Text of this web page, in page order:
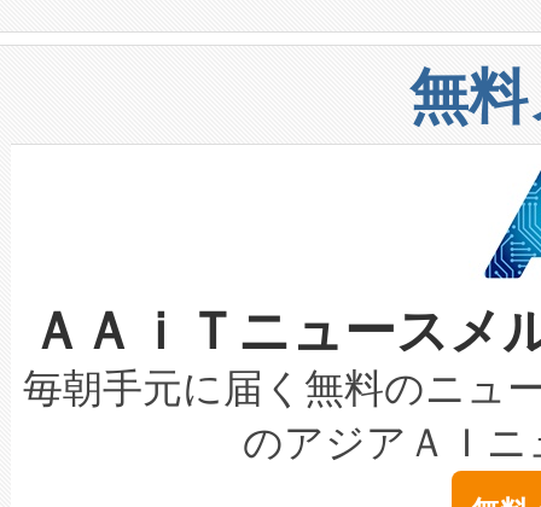
構造化トレーニングカリキュ
上げおよび商用化段階におけ
設備整備および立ち上げ調整
加組織は、Enzeneのバイオ
選定された製品について、自
取得できる可能性もあります
設には、3億～4億ドルかか
最高経営責任者（CEO）であ
す。「当社のfully-connected
ームを利用すれば、6,000万
安全性を追跡し、確保する事
増加しているデータセンター
る電力網に大きな負担をかけ
事業者の負担軽減という課題
系統連系を迅速にし、ピーク
限を超えて利用可能な電力容
持できるよう貢献します。こ
ービスレベル契約（SLA）違
テリー性能の劣化によるダウ
念は、現在データセンターが
や穀物倉庫におけるバルク材
リューション「Avia 2」を発
したAvia 2は、1,000メート
狭視野のFOVを切り替えるこ
ケーブル、枝などの細かな対
なレーザースポットにより、
な環境下でも豊かなディテー
キロメートル範囲を検出
LiDAR for Inspections,
は1535 nmレーザーを搭載。
無
ＡＡｉＴニュース
毎朝手元に届く無料のニュ
のアジアＡＩ